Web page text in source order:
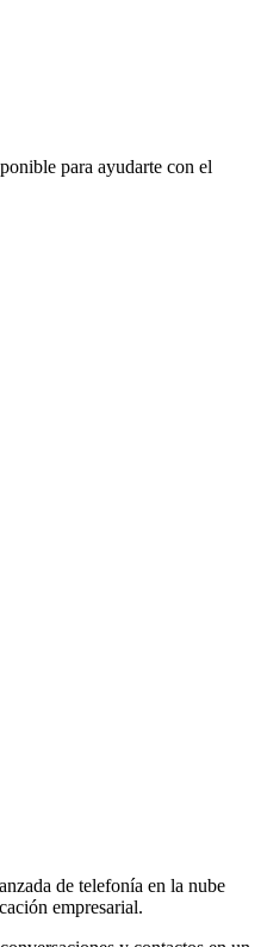
para ayudarte con el
de telefonía en la nube
empresarial.